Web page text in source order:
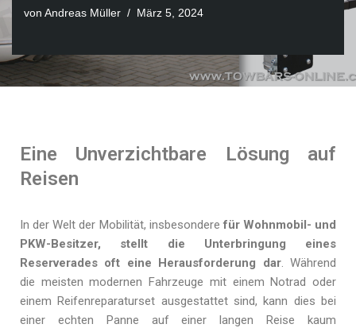
von Andreas Müller März 5, 2024
Eine Unverzichtbare Lösung auf
Reisen
In der Welt der Mobilität, insbesonderefür Wohnmobil- und
PKW-Besitzer, stellt die Unterbringung eines
Reserverades oft eine Herausforderung dar. Während
die meisten modernen Fahrzeuge mit einem Notrad oder
einem Reifenreparaturset ausgestattet sind, kann dies bei
einer echten Panne auf einer langen Reise kaum